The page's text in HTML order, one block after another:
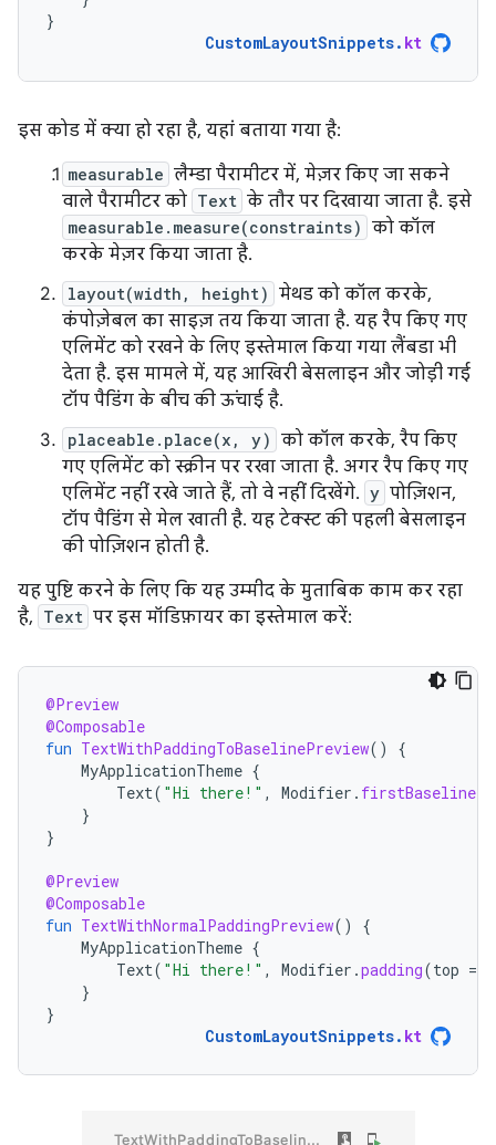
}
CustomLayoutSnippets. kt
इस कोड में क्या हो रहा है, यहां बताया गया है:
measurable लैम्डा पैरामीटर में, मेज़र किए जा सकने
वाले पैरामीटर को Text के तौर पर दिखाया जाता है. इसे
measurable.measure(constraints) को कॉल
करके मेज़र किया जाता है.
layout(width, height) मेथड को कॉल करके,
कंपोज़ेबल का साइज़ तय किया जाता है. यह रैप किए गए
एलिमेंट को रखने के लिए इस्तेमाल किया गया लैंबडा भी
देता है. इस मामले में, यह आखिरी बेसलाइन और जोड़ी गई
टॉप पैडिंग के बीच की ऊंचाई है.
placeable.place(x, y) को कॉल करके, रैप किए
गए एलिमेंट को स्क्रीन पर रखा जाता है. अगर रैप किए गए
एलिमेंट नहीं रखे जाते हैं, तो वे नहीं दिखेंगे. y पोज़िशन,
टॉप पैडिंग से मेल खाती है. यह टेक्स्ट की पहली बेसलाइन
की पोज़िशन होती है.
यह पुष्टि करने के लिए कि यह उम्मीद के मुताबिक काम कर रहा
है, Text पर इस मॉडिफ़ायर का इस्तेमाल करें:
@Preview
@Composable
fun TextWithPaddingToBaselinePreview()
{
MyApplicationTheme {
Text( "Hi there!" , Modifier .
}
}
@Preview
@Composable
fun TextWithNormalPaddingPreview()
{
MyApplicationTheme {
Text( "Hi there!" , Modifier .padding(top =
}
}
CustomLayoutSnippets. kt